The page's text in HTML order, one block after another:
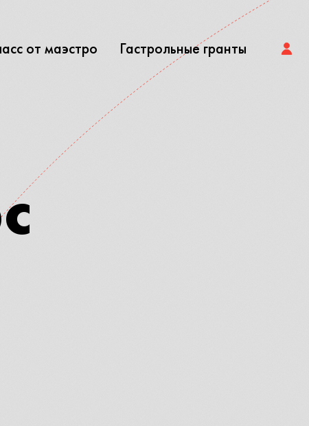
от маэстро Гастрольные гранты